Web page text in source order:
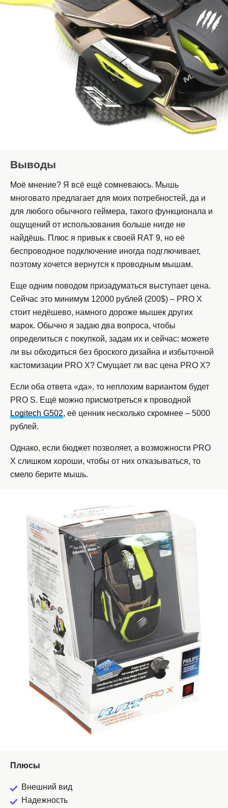
Выводы
Моё мнение? Я всё ещё сомневаюсь. Мышь
многовато предлагает для моих потребностей, да и
для любого обычного геймера, такого функционала и
ощущений от использования больше нигде не
найдёшь. Плюс я привык к своей RAT 9, но её
беспроводное подключение иногда подглючивает,
поэтому хочется вернутся к проводным мышам.
Еще одним поводом призадуматься выступает цена.
Сейчас это минимум 12000 рублей (200$) – PRO X
стоит недёшево, намного дороже мышек других
марок. Обычно я задаю два вопроса, чтобы
определиться с покупкой, задам их и сейчас: можете
ли вы обходиться без броского дизайна и избыточной
кастомизации PRO X? Смущает ли вас цена PRO X?
Если оба ответа «да», то неплохим вариантом будет
PRO S. Ещё можно присмотреться к проводной
Logitech G502, её ценник несколько скромнее – 5000
рублей.
Однако, если бюджет позволяет, а возможности PRO
X слишком хороши, чтобы от них отказываться, то
смело берите мышь.
Плюсы
Внешний вид
Надежность